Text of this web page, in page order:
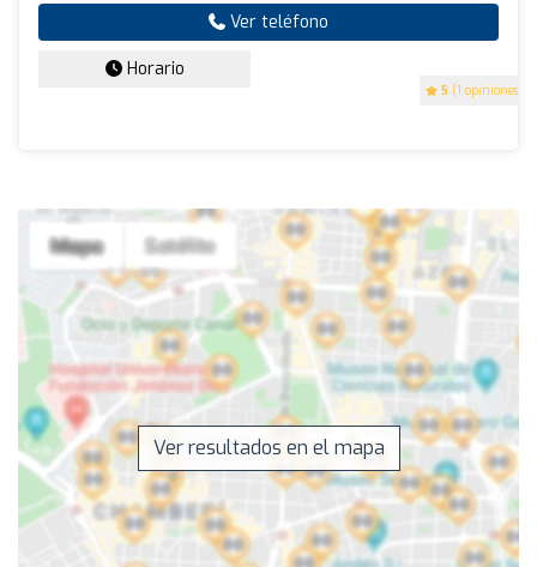
5 (1 opiniones)
Ver teléfono
Horario
Ver resultados en el mapa